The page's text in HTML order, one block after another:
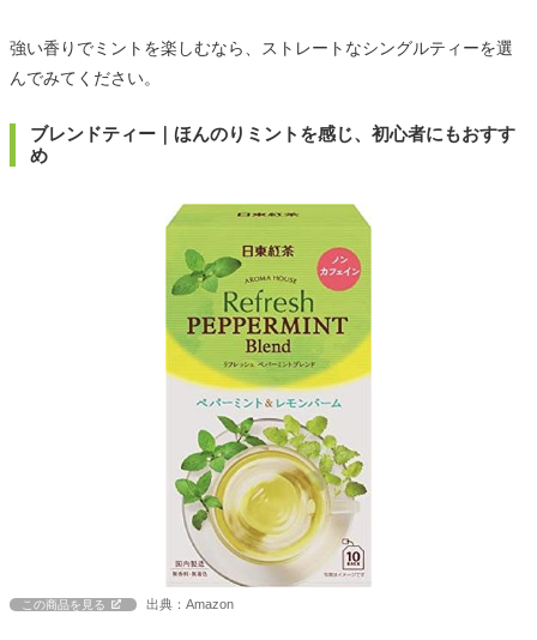
強い香りでミントを楽しむなら、ストレートなシングルティーを選
んでみてください。
ブレンドティー｜ほんのりミントを感じ、初心者にもおすす
め
この商品を見る 出典：Amazon